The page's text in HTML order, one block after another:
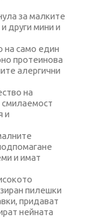
за малките
други мини и
на само един
протеинова
алергични
на
смилаемост
и
и имат
пилешки
придават
нейната